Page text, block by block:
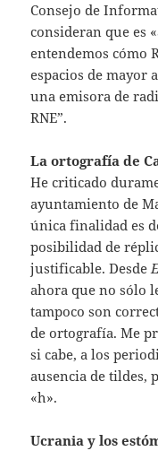
Consejo de
consideran que es
entendemos cómo
espacios de mayor
una emisora de
RNE”.
La ortografía de
He criticado
ayuntamiento de
única finalidad es
posibilidad de
justificable. Desde
ahora que no sólo
tampoco son
de ortografía. Me
si cabe, a los
ausencia de tildes,
«h».
Ucrania y los